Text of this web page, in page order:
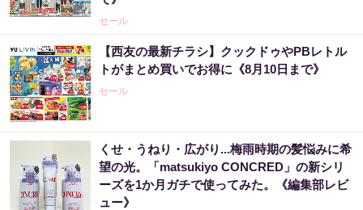
セール
【西友の最新チラシ】クックドゥやPBレトル
トがまとめ買いでお得に《8月10日まで》
セール
くせ・うねり・広がり...梅雨時期の髪悩みに希
望の光。「matsukiyo CONCRED」の新シリ
ーズを1か月ガチで使ってみた。《編集部レビ
ュー》